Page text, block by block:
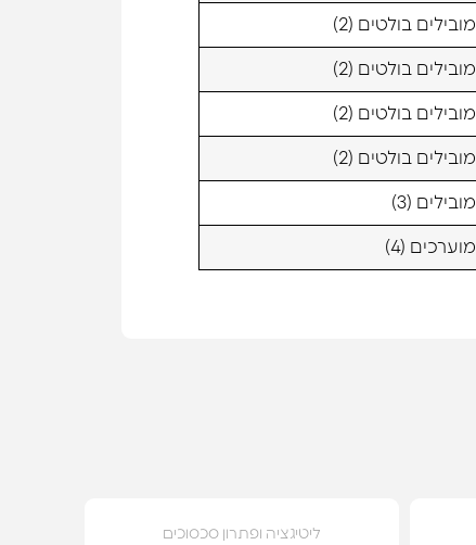
מובילים בולטים (2)
מובילים בולטים (2)
מובילים בולטים (2)
מובילים בולטים (2)
מובילים (3)
מוערכים (4)
ליטיגציה ופתרון סכסוכים